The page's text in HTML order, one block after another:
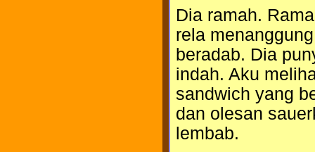
Dia ramah.
rela
beradab. Dia
indah. Aku
sandwich yang
dan olesan
lembab.